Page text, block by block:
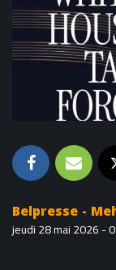
Belpresse -
jeudi 28 mai 2026 -